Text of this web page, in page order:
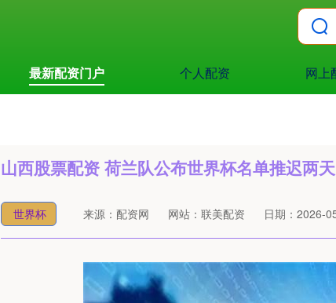
最新配资门户 个人配资 网上
山西股票配资 荷兰队公布世界杯名单推迟两
世界杯 来源：配资网 网站：联美配资 日期：2026-